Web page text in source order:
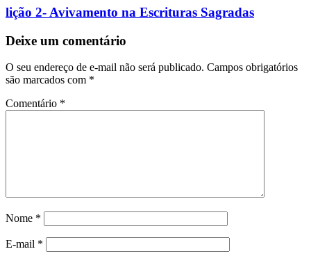
lição 2- Avivamento na Escrituras Sagradas
Deixe um comentário
O seu endereço de e-mail não será publicado. Campos obrigatórios
são marcados com *
Comentário *
Nome *
E-mail *